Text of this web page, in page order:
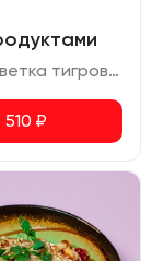
Рис, креветка тигровая, кальмар, перец болгарский, цукини, пекинская капуста, соус карри, лук зеленый.
510 ₽